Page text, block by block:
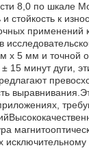
8,0 по шкале
стойкость к
применений
х 5 мм и точной
15 минут дуги,
исключительному